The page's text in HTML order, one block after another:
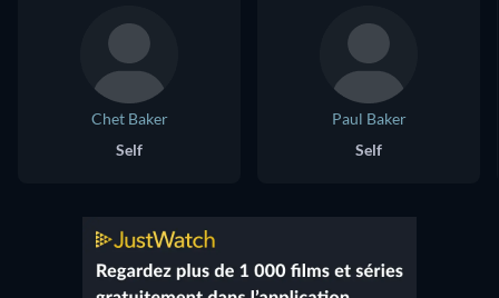
Chet Baker
Self
Paul Baker
Self